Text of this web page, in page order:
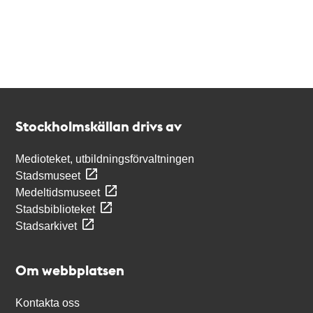
Stockholmskällan drivs av
Medioteket, utbildningsförvaltningen
Stadsmuseet
Medeltidsmuseet
Stadsbiblioteket
Stadsarkivet
Om webbplatsen
Kontakta oss